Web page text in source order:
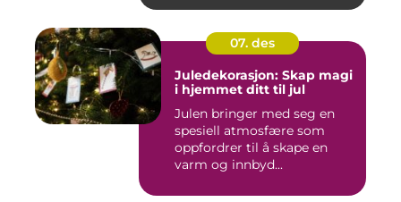
07. des
Juledekorasjon: Skap magi
i hjemmet ditt til jul
Julen bringer med seg en
spesiell atmosfære som
oppfordrer til å skape en
varm og innbyd...